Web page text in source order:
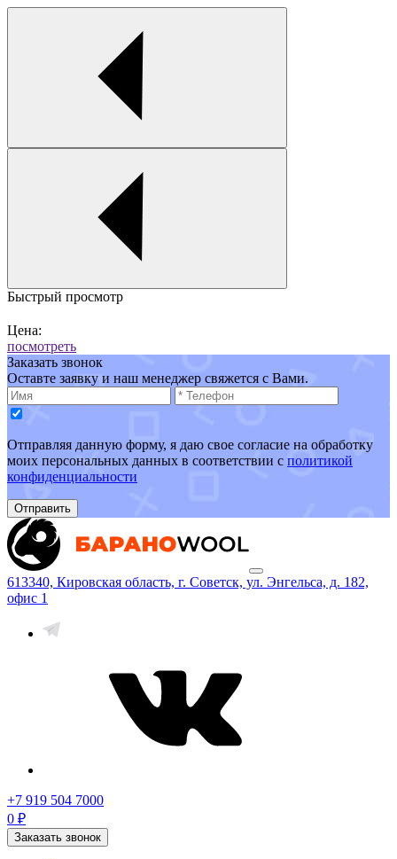
Быстрый просмотр
Цена:
посмотреть
Заказать звонок
Оставте заявку и наш менеджер свяжется с Вами.
Отправляя данную форму, я даю свое согласие на обработку
моих персональных данных в соответствии с политикой
конфиденциальности
Отправить
613340, Кировская область, г. Советск, ул. Энгельса, д. 182,
офис 1
+7 919 504 7000
0 ₽
Заказать звонок